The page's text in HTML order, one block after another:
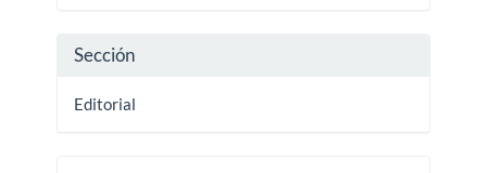
Sección
Editorial